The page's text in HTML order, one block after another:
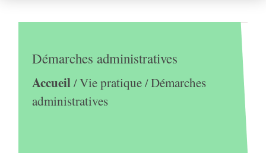
Démarches administratives
Accueil/Vie pratique/Démarches
administratives